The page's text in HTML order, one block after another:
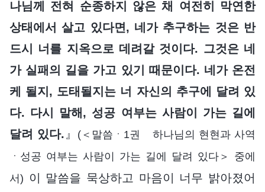
나님께 전혀 순종하지 않은 채 여전히 막연한
상태에서 살고 있다면, 네가 추구하는 것은 반
드시 너를 지옥으로 데려갈 것이다. 그것은 네
가 실패의 길을 가고 있기 때문이다. 네가 온전
케 될지, 도태될지는 너 자신의 추구에 달려 있
다. 다시 말해, 성공 여부는 사람이 가는 길에
달려 있다. 』 (＜말씀ㆍ1권 하나님의 현현과 사역
ㆍ성공 여부는 사람이 가는 길에 달려 있다＞ 중에
서) 이 말씀을 묵상하고 마음이 너무 밝아졌어